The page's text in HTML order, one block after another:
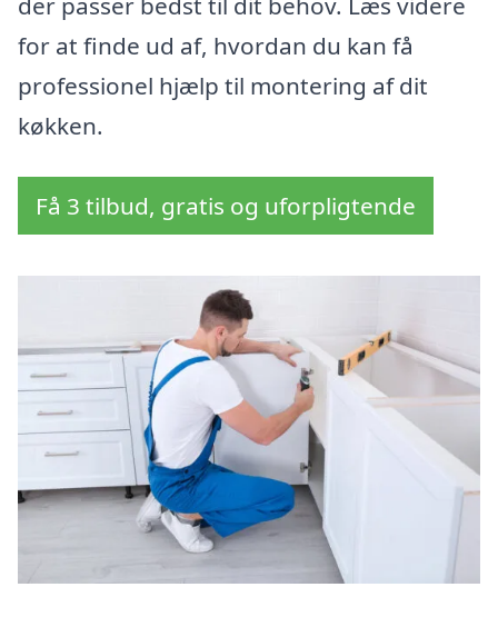
for at finde ud af, hvordan du kan få
professionel hjælp til montering af dit
køkken.
Få 3 tilbud, gratis og uforpligtende